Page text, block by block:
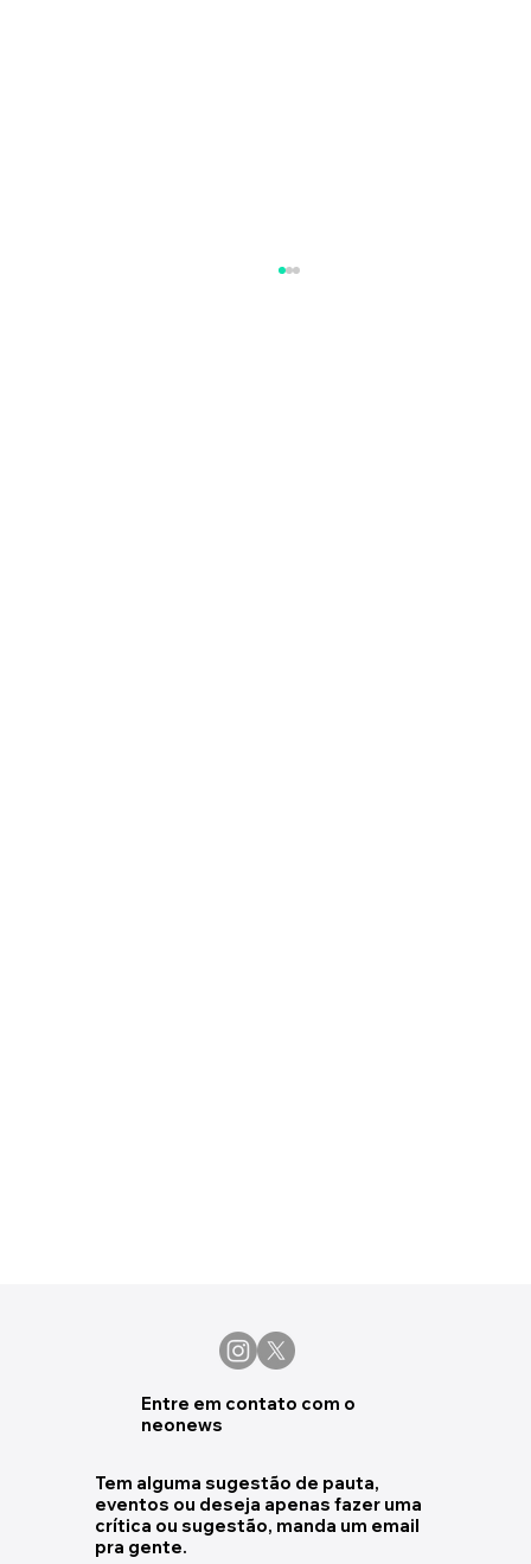
Entre em contato com o
neonews
Tem alguma sugestão de pauta,
eventos ou deseja apenas fazer uma
crítica ou sugestão, manda um email
pra gente.